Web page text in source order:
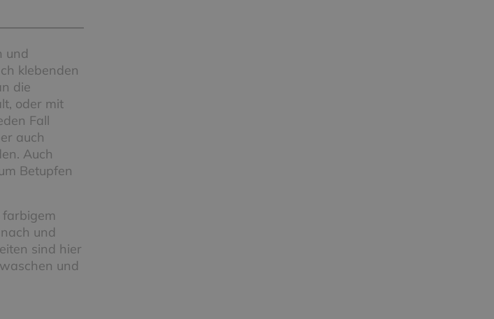
und
klebenden
die
oder mit
Fall
auch
Auch
Betupfen
und
sind hier
und